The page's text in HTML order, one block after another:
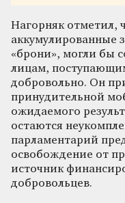
Нагорняк отметил,
аккумулированные
«брони», могли бы
лицам,
добровольно. Он
принудительной
ожидаемого
остаются
парламентарий
освобождение от
источник
добровольцев.